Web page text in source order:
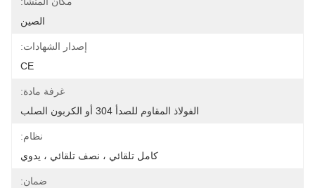
الصين
إصدار الشهادات:
CE
غرفة مادة:
الفولاذ المقاوم للصدأ 304 أو الكربون الصلب
نظام:
كامل تلقائي ، نصف تلقائي ، يدوي
ضمان: